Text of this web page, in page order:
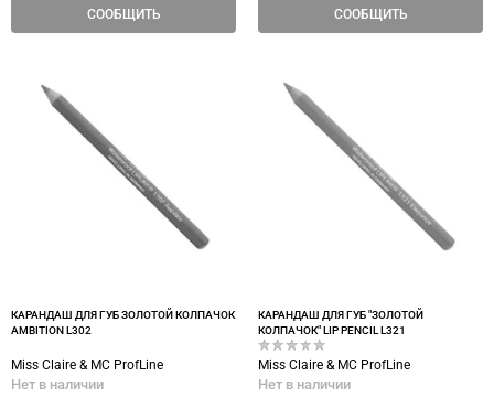
СООБЩИТЬ СООБЩИТЬ
КАРАНДАШ ДЛЯ ГУБ ЗОЛОТОЙ КОЛПАЧОК
AMBITION L302
Miss Claire & MC ProfLine
Нет в наличии
КАРАНДАШ ДЛЯ ГУБ "ЗОЛОТОЙ
КОЛПАЧОК" LIP PENCIL L321
Miss Claire & MC ProfLine
Нет в наличии